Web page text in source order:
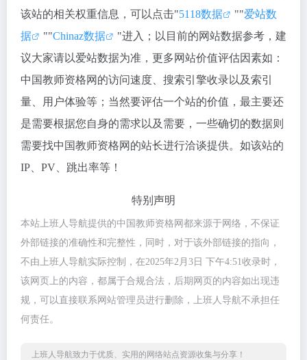
该站的相关权重信息，可以点击"5118数据 ""爱站数
据
""Chinaz数据
"进入；以目前的网站数据参考，建
议大家请以爱站数据为准，更多网站价值评估因素如：
中国教师资格网的访问速度、搜索引擎收录以及索引
量、用户体验等；当然要评估一个站的价值，最主要还
是需要根据您自身的需求以及需要，一些确切的数据则
需要找中国教师资格网的站长进行洽谈提供。如该站的
IP、PV、跳出率等！
特别声明
本站上班人导航提供的中国教师资格网都来源于网络，不保证
外部链接的准确性和完整性，同时，对于该外部链接的指向，
不由上班人导航实际控制，在2025年2月3日 下午4:51收录时，
该网页上的内容，都属于合规合法，后期网页的内容如出现违
规，可以直接联系网站管理员进行删除，上班人导航不承担任
何责任。
上班人导航致力于优质、实用的网络站点资源收集与分享！